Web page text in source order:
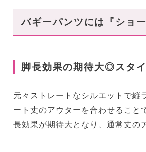
バギーパンツには『ショ
脚長効果の期待大◎スタ
元々ストレートなシルエットで縦
ート丈のアウターを合わせること
長効果が期待大となり、通常丈の